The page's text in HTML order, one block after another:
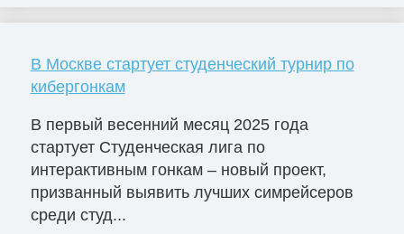
В Москве стартует студенческий турнир по
кибергонкам
В первый весенний месяц 2025 года
стартует Студенческая лига по
интерактивным гонкам – новый проект,
призванный выявить лучших симрейсеров
среди студ...